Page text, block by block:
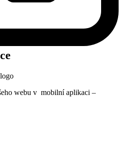
webu v mobilní aplikaci –